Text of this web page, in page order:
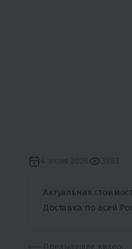
Актуальная
Доставка по всей
Предыдущее видео: